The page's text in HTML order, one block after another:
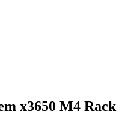
x3650 M4 Rack